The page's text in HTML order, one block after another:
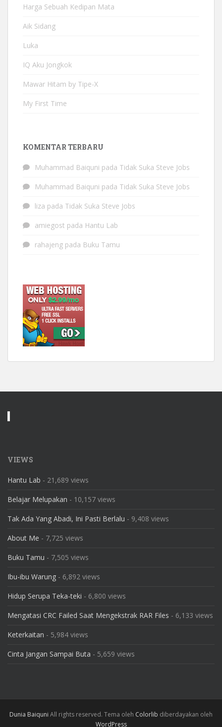
Harga Sebuah Kedipan Mata
Aik Sidang
Luka
IQ Aku Jongkok
Mawar Hitam by Tipe-X
My First Time
KOMENTAR TERBARU
Muhammad Baiquni pada Tidak Suka Steve Jobs
Muhammad Baiquni pada Tidak Suka Steve Jobs
liza pada Tidak Suka Steve Jobs
amiegost pada Hantu Lab
rahajeng pada Buku Tamu
VIEWS
Hantu Lab - 21,689 views
Belajar Melupakan - 10,157 views
Tak Ada Yang Abadi, Ini Pasti Berlalu - 9,408 views
About Me - 7,725 views
Buku Tamu - 7,505 views
Ibu-ibu Warung - 6,892 views
Hidup Serupa Teka-teki - 6,800 views
Mengatasi CRC Failed Saat Mengekstrak RAR Files - 6,133 views
Keterkaitan - 5,984 views
Cinta Jangan Sampai Buta - 5,659 views
Dunia Baiquni All rights reserved. Tema oleh Colorlib diberdayakan oleh
WordPress